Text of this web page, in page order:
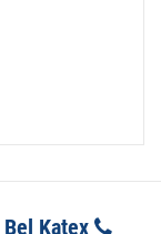
Bel Katex